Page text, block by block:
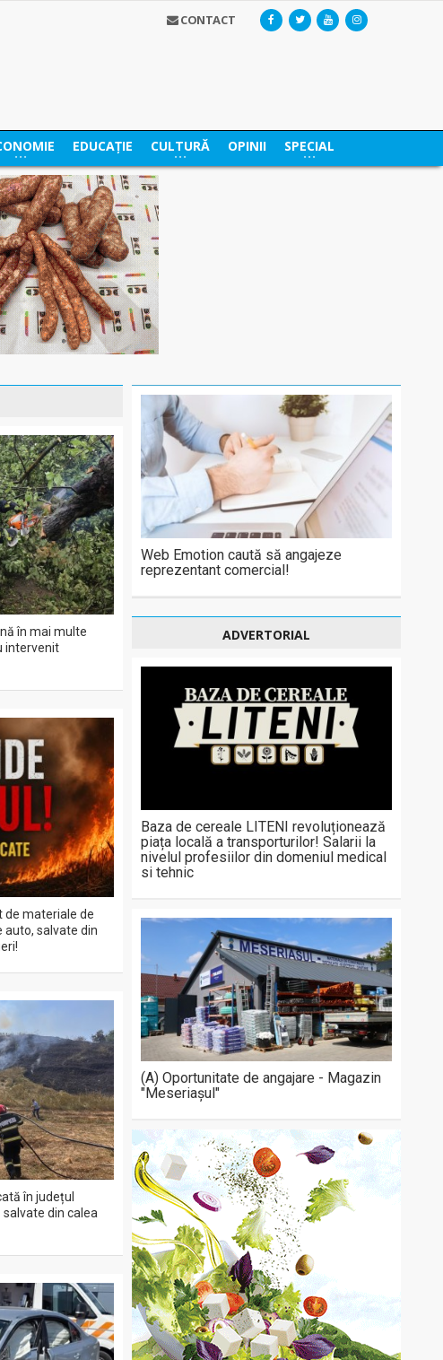
CONTACT
EDUCAȚIE CULTURĂ OPINII SPECIAL
în mai multe
intervenit
de materiale de
auto, salvate din
în județul
din calea
Web Emotion caută să angajeze
reprezentant comercial!
ADVERTORIAL
Baza de cereale LITENI revoluționează
piața locală a transporturilor! Salarii la
nivelul profesiilor din domeniul medical
si tehnic
(A) Oportunitate de angajare - Magazin
"Meseriașul"